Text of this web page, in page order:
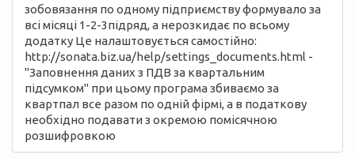
зобовязання по одному підприємству формувало за
всі місяці 1-2-3підряд, а нерозкидає по вcьому
додатку Це налаштовується самостійно:
http://sonata.biz.ua/help/settings_documents.html -
"Заповнення даних з ПДВ за квартальним
підсумком" при цьому програма збиваємо за
квартпал все разом по одній фірмі, а в податкову
необхідно подавати з окремою помісячною
розшифровкою